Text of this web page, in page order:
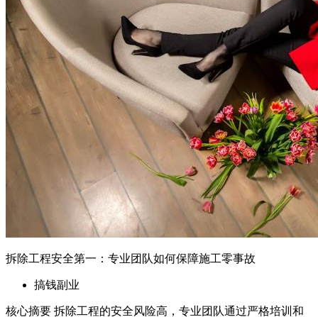
搞钱副业
核心摘要 拆除工程的安全风险高，专业团队通过严格培训和
规范操作可有效降低事故率。 直播培训成为提升拆除工程施
工安全的重要手段。 专业拆除团队需具备丰富的经验和完善
的安全管理体系。 一、引言 拆除工程因其复杂性和高风险
性，一直是建筑施工领域的安全重点。近年来，随着城市更新
和基础设施改造的加速，拆除工程...
2026年6月2日